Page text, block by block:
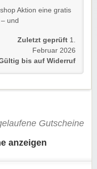
Aktion eine gratis
und
bis zum Widerruf.
Zuletzt geprüft 1.
Februar 2026
bis auf Widerruf
Gutscheine
anzeigen